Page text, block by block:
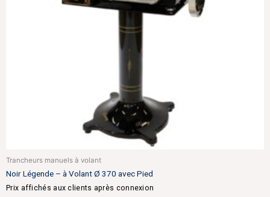
Trancheurs manuels à volant
Noir Légende – à Volant Ø 370 avec Pied
Prix affichés aux clients après connexion